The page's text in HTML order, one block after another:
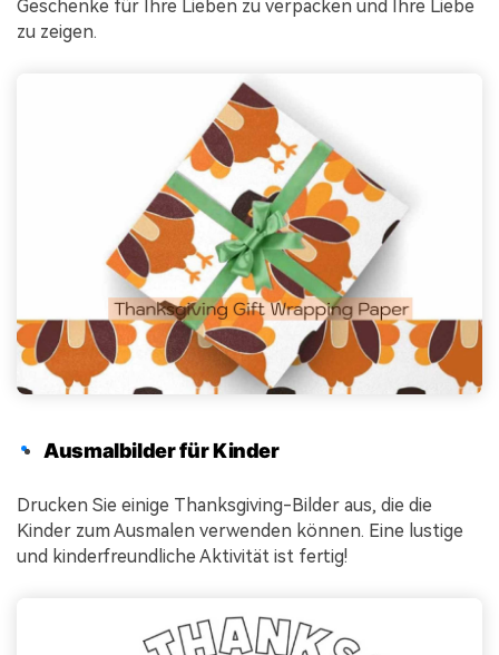
Geschenke für Ihre Lieben zu verpacken und Ihre Liebe
zu zeigen.
Ausmalbilder für Kinder
Drucken Sie einige Thanksgiving-Bilder aus, die die
Kinder zum Ausmalen verwenden können. Eine lustige
und kinderfreundliche Aktivität ist fertig!